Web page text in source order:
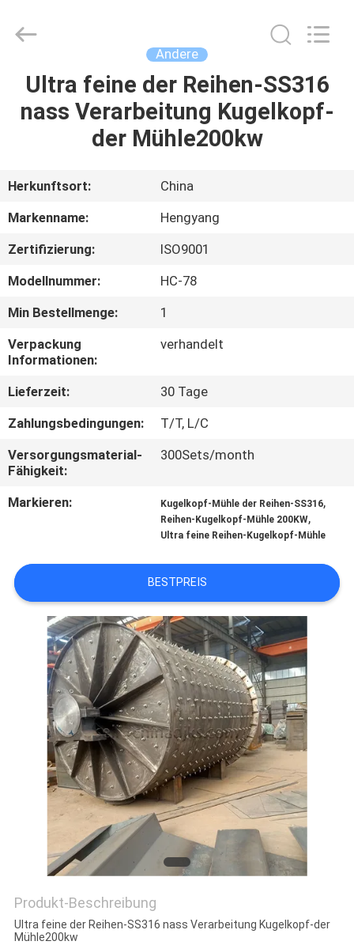
HAUS
PRODUKTE
ÜBER
UNS
FABRIK-
AUSFLUG
QUALITÄTSKONTROLLE
TRETEN
SIE
MIT
UNS
IN
NACHRICHTEN
FÄLLE
SITEMAP
DATENSCHUTZRICHTLINIE
Industrial
Andere
Ultra feine der Reihen-SS316
nass Verarbeitung Kugelkopf-
der Mühle200kw
Herkunftsort:
China
Markenname:
Hengyang
Zertifizierung:
ISO9001
Modellnummer:
HC-78
Min Bestellmenge:
1
Verpackung
Informationen:
verhandelt
Lieferzeit:
30 Tage
Zahlungsbedingungen:
T/T, L/C
Versorgungsmaterial-
Fähigkeit:
300Sets/month
Markieren: Kugelkopf-Mühle der Reihen-SS316,
Reihen-Kugelkopf-Mühle 200KW,
Ultra feine Reihen-Kugelkopf-Mühle
BESTPREIS
Produkt-Beschreibung
Ultra feine der Reihen-SS316 nass Verarbeitung Kugelkopf-der
Mühle200kw